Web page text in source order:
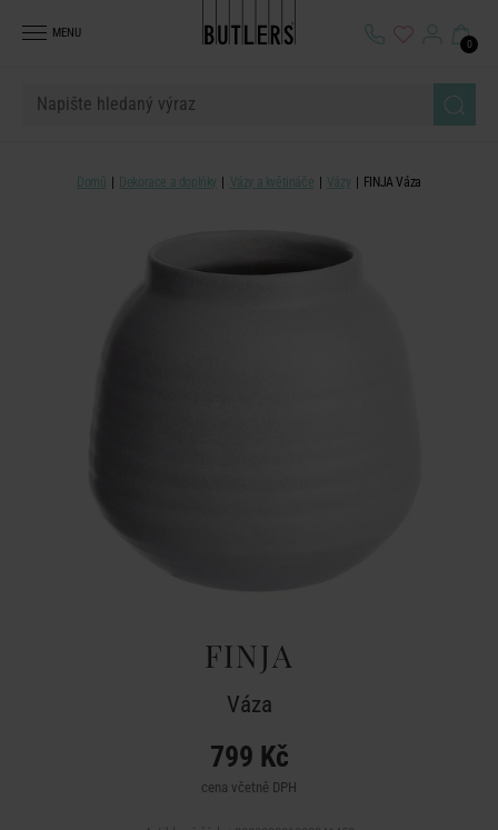
MENU
0
Domů Dekorace a doplňky Vázy a květináče Vázy FINJA Váza
FINJA
Váza
799 Kč
cena včetně DPH